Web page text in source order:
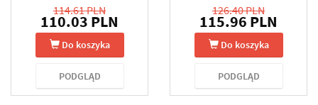
114.61 PLN
110.03 PLN
Do koszyka
PODGLĄD
126.40 PLN
115.96 PLN
Do koszyka
PODGLĄD